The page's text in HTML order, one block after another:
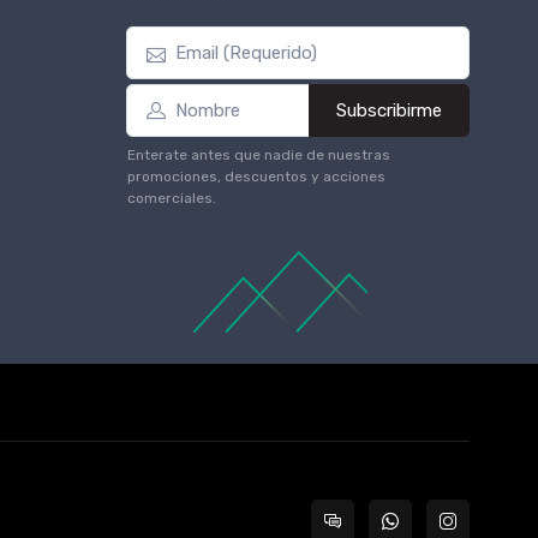
Subscribirme
Enterate antes que nadie de nuestras
promociones, descuentos y acciones
comerciales.